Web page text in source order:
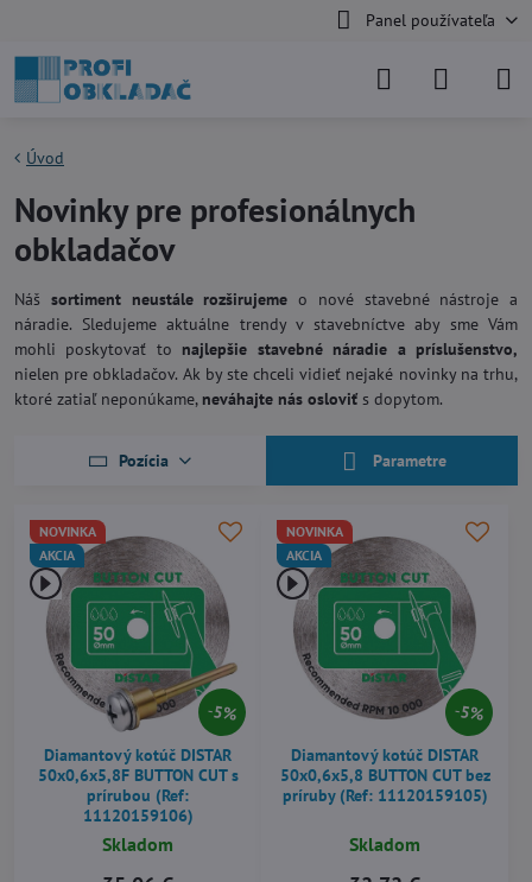
Panel používateľa
Úvod
Novinky pre profesionálnych
obkladačov
Náš sortiment neustále rozširujeme o nové stavebné nástroje a
náradie. Sledujeme aktuálne trendy v stavebníctve aby sme Vám
mohli poskytovať to najlepšie stavebné náradie a príslušenstvo,
nielen pre obkladačov. Ak by ste chceli vidieť nejaké novinky na trhu,
ktoré zatiaľ neponúkame, neváhajte nás osloviť s dopytom.
Pozícia Parametre
5%
NOVINKA
AKCIA
Diamantový kotúč DISTAR
50x0,6x5,8F BUTTON CUT s
prírubou (Ref:
11120159106)
Skladom
5%
NOVINKA
AKCIA
Diamantový kotúč DISTAR
50x0,6x5,8 BUTTON CUT bez
príruby (Ref: 11120159105)
Skladom